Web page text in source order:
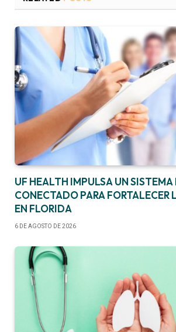
UF HEALTH IMPULSA UN
CONECTADO PARA FORTALECER
EN FLORIDA
6 DE AGOSTO DE 2026